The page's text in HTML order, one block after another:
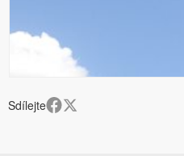
Sdílejte